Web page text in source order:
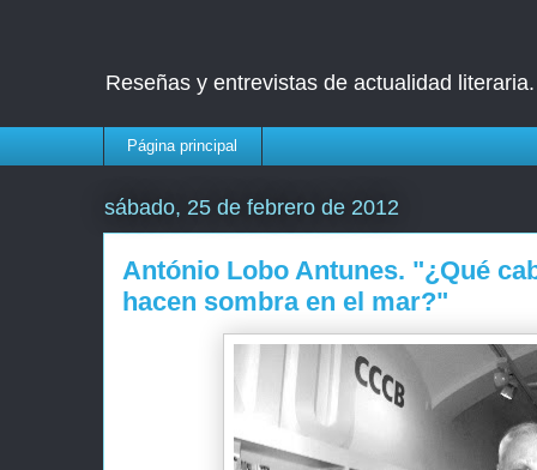
Reseñas y entrevistas de actualidad
Página principal
sábado, 25 de febrero de 2012
António Lobo Antunes. "¿Qué
hacen sombra en el mar?"